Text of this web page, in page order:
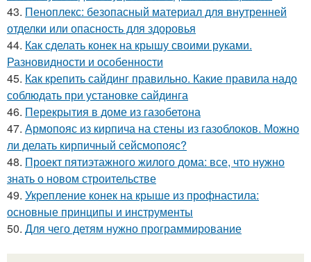
43. Пеноплекс: безопасный материал для внутренней
отделки или опасность для здоровья
44. Как сделать конек на крышу своими руками.
Разновидности и особенности
45. Как крепить сайдинг правильно. Какие правила надо
соблюдать при установке сайдинга
46. Перекрытия в доме из газобетона
47. Армопояс из кирпича на стены из газоблоков. Можно
ли делать кирпичный сейсмопояс?
48. Проект пятиэтажного жилого дома: все, что нужно
знать о новом строительстве
49. Укрепление конек на крыше из профнастила:
основные принципы и инструменты
50. Для чего детям нужно программирование